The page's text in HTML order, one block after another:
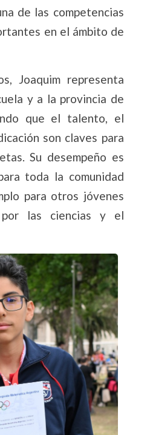
de las competencias
en el ámbito de
Joaquim representa
y a la provincia de
que el talento, el
son claves para
Su desempeño es
toda la comunidad
para otros jóvenes
las ciencias y el